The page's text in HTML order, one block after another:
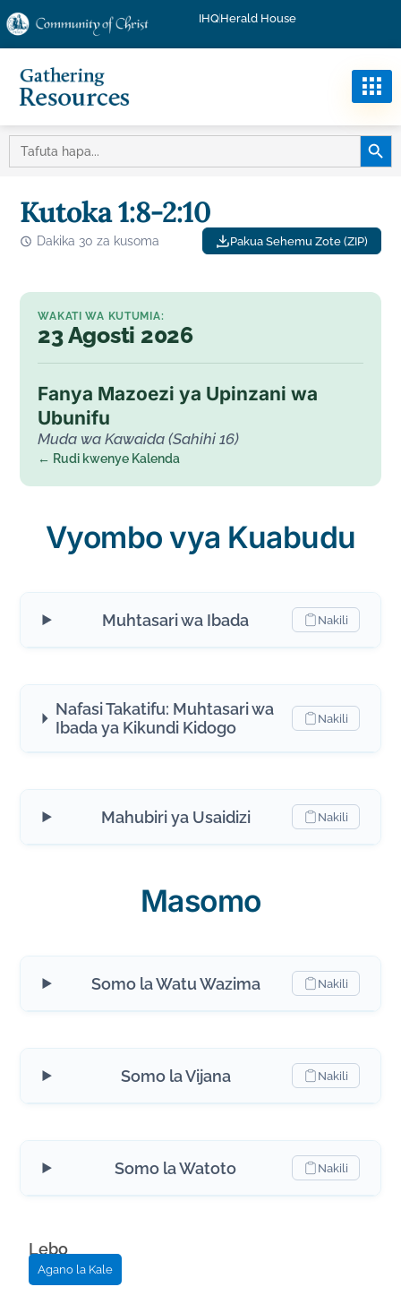
IHQHerald House
Kutoka 1:8-2:10
Pakua Sehemu Zote (ZIP)
Dakika 30 za kusoma
WAKATI WA KUTUMIA:
23 Agosti 2026
Fanya Mazoezi ya Upinzani wa
Ubunifu
Muda wa Kawaida (Sahihi 16)
← Rudi kwenye Kalenda
Vyombo vya Kuabudu
Muhtasari wa Ibada Nakili
Nafasi Takatifu: Muhtasari wa
Ibada ya Kikundi Kidogo
Nakili
Mahubiri ya Usaidizi Nakili
Masomo
Somo la Watu Wazima Nakili
Somo la Vijana Nakili
Somo la Watoto Nakili
Lebo
Agano la Kale